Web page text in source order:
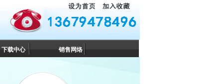
下载中心 销售网络